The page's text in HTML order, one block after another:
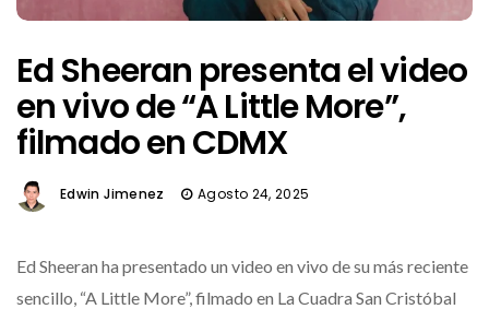
Ed Sheeran presenta el video
en vivo de “A Little More”,
filmado en CDMX
Edwin Jimenez Agosto 24, 2025
Ed Sheeran ha presentado un video en vivo de su más reciente
sencillo, “A Little More”, filmado en La Cuadra San Cristóbal